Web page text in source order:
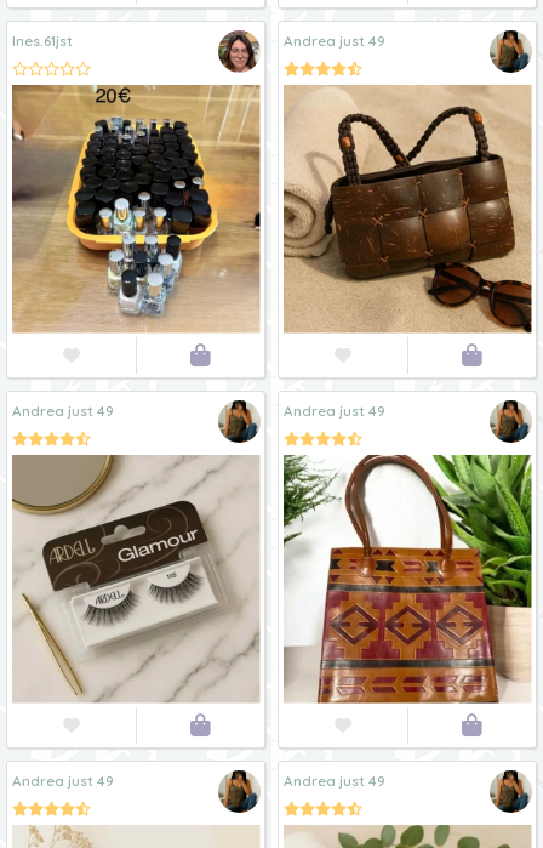
Ines.61jst
 
Andrea just 49
 
Andrea just 49
 
Andrea just 49
 
Andrea just 49 Andrea just 49